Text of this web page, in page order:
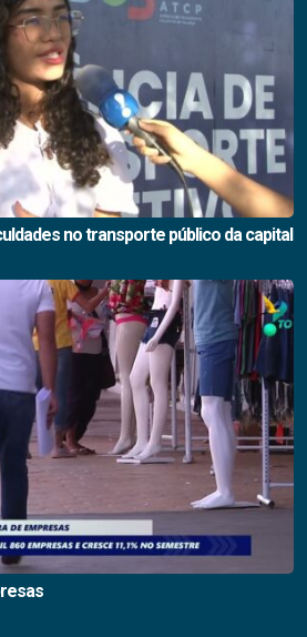
no transporte público da capital